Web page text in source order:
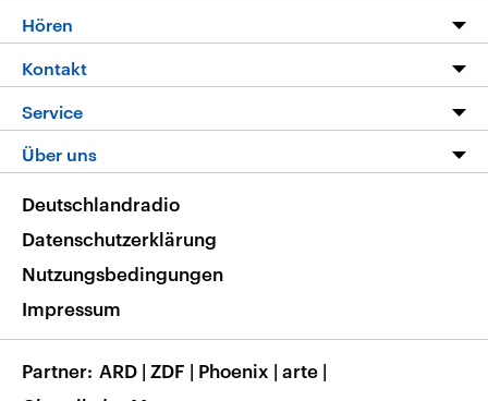
Die Nachrichten
Nachrichtenleicht
Neue Beiträge auf dlf.de
Hören
Livestream
Podcasts
Deutschlandfunk App
Nachrichten App
Frequenzen
Kontakt
Service
FAQ
Veranstaltungen
Musikliste
RSS
Über uns
Barrierefreiheit
Deutschlandradio
Datenschutzerklärung
Nutzungsbedingungen
Impressum
Partner ARD | ZDF | Phoenix | arte |